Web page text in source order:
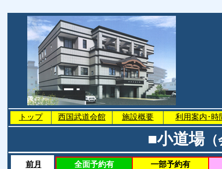
トップ 西国武道会館 施設概要 利用案内･時
■小道場（
前月 全面予約有 一部予約有